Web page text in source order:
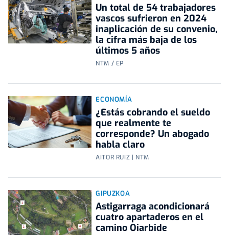
Un total de 54 trabajadores
vascos sufrieron en 2024
inaplicación de su convenio,
la cifra más baja de los
últimos 5 años
NTM / EP
ECONOMÍA
¿Estás cobrando el sueldo
que realmente te
corresponde? Un abogado
habla claro
AITOR RUIZ | NTM
GIPUZKOA
Astigarraga acondicionará
cuatro apartaderos en el
camino Oiarbide